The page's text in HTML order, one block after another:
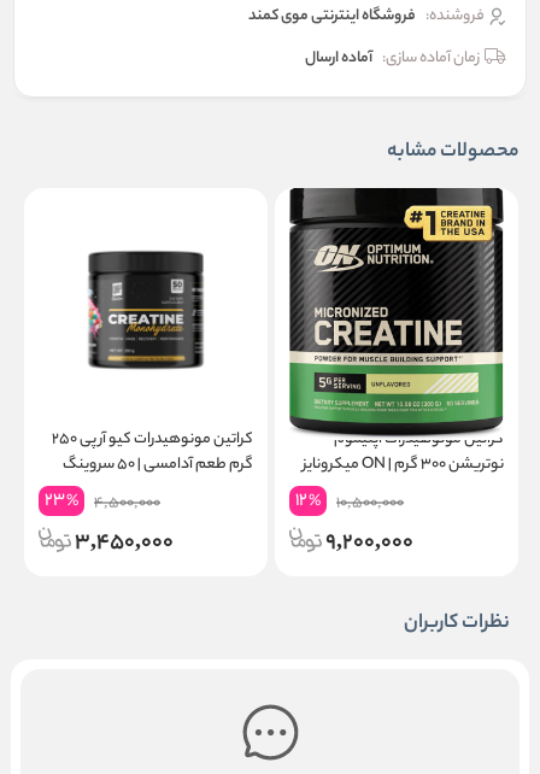
فروشنده: فروشگاه اینترنتی موی کمند
زمان آماده سازی: آماده ارسال
محصولات مشابه
کراتین مونوهیدرات اپتیموم
نوتریشن ۳۰۰ گرم | ON میکرونایز
10,500,000
12%
9,200,000
کراتین مونوهیدرات کیو آر پی ۲۵۰
گرم طعم آدامسی | ۵۰ سروینگ
4,500,000
23%
3,450,000
نظرات کاربران